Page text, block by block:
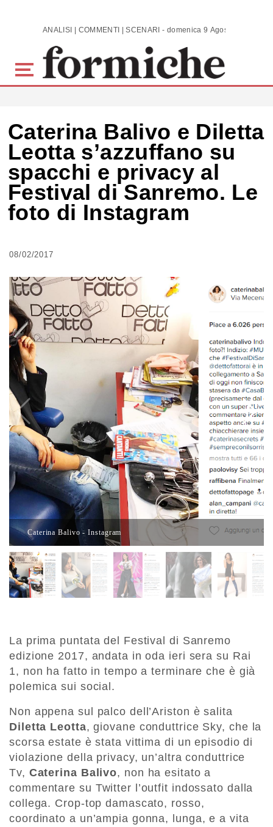
Skip to main content ANALISI | COMMENTI | SCENARI - domenica 9 Agosto 2026
Caterina Balivo e Diletta
Leotta s’azzuffano su
spacchi e privacy al
Festival di Sanremo. Le
foto di Instagram
08/02/2017
Caterina Balivo - Instagram
La prima puntata del Festival di Sanremo
edizione 2017, andata in oda ieri sera su Rai
1, non ha fatto in tempo a terminare che è già
polemica sui social.
Non appena sul palco dell’Ariston è salita
Diletta Leotta, giovane conduttrice Sky, che la
scorsa estate è stata vittima di un episodio di
violazione della privacy, un’altra conduttrice
Tv, Caterina Balivo, non ha esitato a
commentare su Twitter l’outfit indossato dalla
collega. Crop-top damascato, rosso,
coordinato a un’ampia gonna, lunga, e a vita